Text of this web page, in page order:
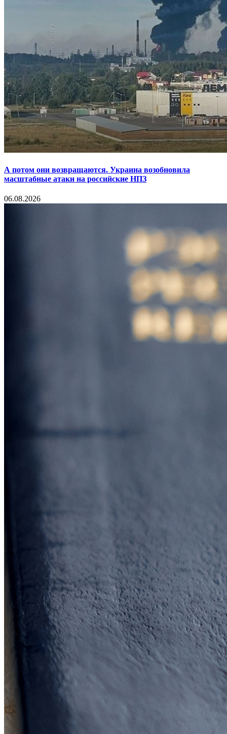
А потом они возвращаются. Украина возобновила
масштабные атаки на российские НПЗ
06.08.2026